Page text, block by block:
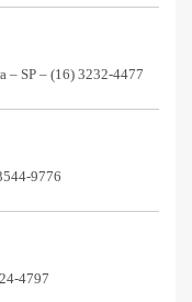
– SP –(16) 3232-4477
9776
4797